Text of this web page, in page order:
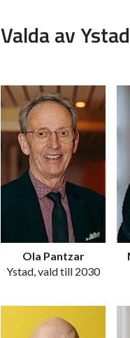
Valda av
Ola Pantzar
Ystad, vald till 2030